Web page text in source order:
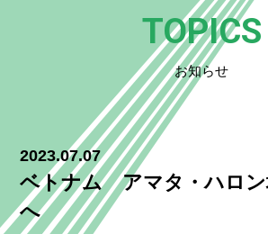
TOPICS
お知らせ
2023.07.07
ベトナム アマタ・ハロン
へ